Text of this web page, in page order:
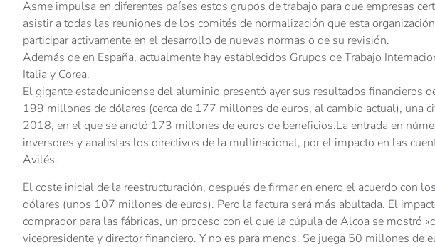
Asme impulsa en diferentes países estos grupos de trabajo para que empresas
asistir a todas las reuniones de los comités de normalización que esta
participar activamente en el desarrollo de nuevas normas o de su revisión.
Además de en España, actualmente hay establecidos Grupos de Trabajo
Italia y Corea.
El gigante estadounidense del aluminio presentó ayer sus resultados financieros
199 millones de dólares (cerca de 177 millones de euros, al cambio actual), una
2018, en el que se anotó 173 millones de euros de beneficios.La entrada en
inversores y analistas los directivos de la multinacional, por el impacto en las
Avilés.
El coste inicial de la reestructuración, después de firmar en enero el acuerdo con
dólares (unos 107 millones de euros). Pero la factura será más abultada. El
comprador para las fábricas, un proceso con el que la cúpula de Alcoa se mostró
vicepresidente y director financiero. Y no es para menos. Se juega 50 millones de